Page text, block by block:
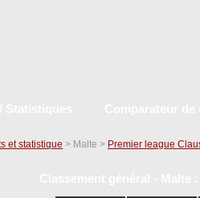
et statistique > Malte > Premier league